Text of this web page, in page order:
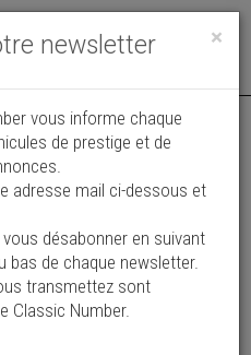
Toggle
vues par
collectionneurs
annonce
×
newsletter
vous informe chaque
de prestige et de
adresse mail ci-dessous et
désabonner en suivant
bas de chaque newsletter.
transmettez sont
Classic Number.